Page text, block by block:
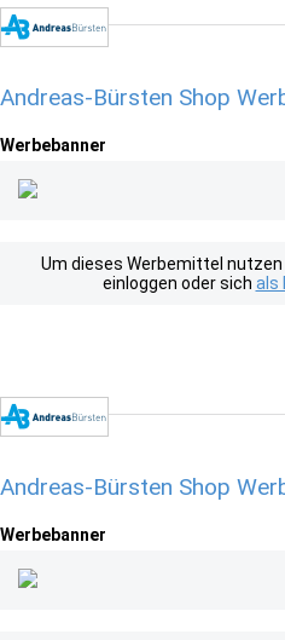
Andreas-Bürsten Shop
Werbebanner
Um dieses Werbemittel
einloggen oder sich als
Andreas-Bürsten Shop
Werbebanner